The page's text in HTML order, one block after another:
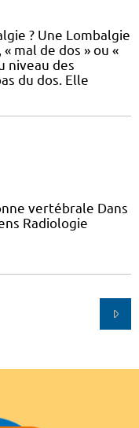
? Une Lombalgie
mal de dos » ou «
niveau des
du dos. Elle
vertébrale Dans
Radiologie